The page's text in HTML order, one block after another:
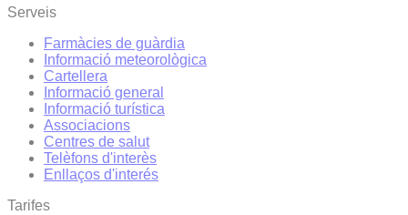
Serveis
Farmàcies de guàrdia
Informació meteorològica
Cartellera
Informació general
Informació turística
Associacions
Centres de salut
Telèfons d'interès
Enllaços d'interés
Tarifes